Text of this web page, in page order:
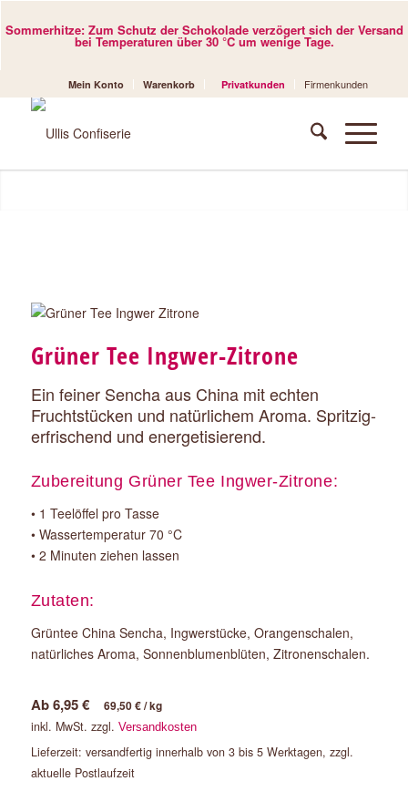
Sommerhitze: Zum Schutz der Schokolade verzögert sich der Versand
bei Temperaturen über 30 °C um wenige Tage.
Mein Konto Warenkorb Privatkunden Firmenkunden
Grüner Tee Ingwer-Zitrone
Ein feiner Sencha aus China mit echten
Fruchtstücken und natürlichem Aroma. Spritzig-
erfrischend und energetisierend.
Zubereitung Grüner Tee Ingwer-Zitrone:
• 1 Teelöffel pro Tasse
• Wassertemperatur 70 °C
• 2 Minuten ziehen lassen
Zutaten:
Grüntee China Sencha, Ingwerstücke, Orangenschalen,
natürliches Aroma, Sonnenblumenblüten, Zitronenschalen.
Ab6,95€ 69,50€/kg
inkl. MwSt. zzgl. Versandkosten
Lieferzeit: versandfertig innerhalb von 3 bis 5 Werktagen, zzgl.
aktuelle Postlaufzeit